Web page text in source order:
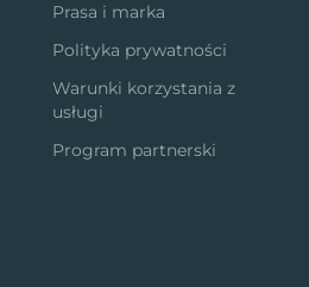
Prasa i marka
Polityka prywatności
Warunki korzystania z
usługi
Program partnerski